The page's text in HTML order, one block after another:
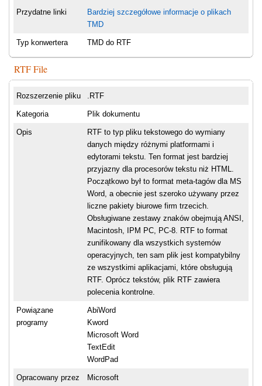
Przydatne linki
Bardziej szczegółowe informacje o plikach
TMD
Typ konwertera TMD do RTF
RTF File
Rozszerzenie pliku .RTF
Kategoria Plik dokumentu
Opis
RTF to typ pliku tekstowego do wymiany
danych między różnymi platformami i
edytorami tekstu. Ten format jest bardziej
przyjazny dla procesorów tekstu niż HTML.
Początkowo był to format meta-tagów dla MS
Word, a obecnie jest szeroko używany przez
liczne pakiety biurowe firm trzecich.
Obsługiwane zestawy znaków obejmują ANSI,
Macintosh, IPM PC, PC-8. RTF to format
zunifikowany dla wszystkich systemów
operacyjnych, ten sam plik jest kompatybilny
ze wszystkimi aplikacjami, które obsługują
RTF. Oprócz tekstów, plik RTF zawiera
polecenia kontrolne.
Powiązane
programy
AbiWord
Kword
Microsoft Word
TextEdit
WordPad
Opracowany przez Microsoft